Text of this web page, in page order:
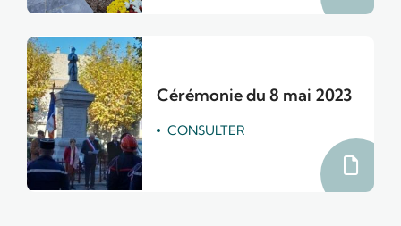
Cérémonie du 8 mai 2023
CONSULTER